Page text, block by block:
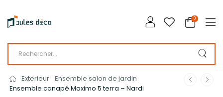
0
Exterieur Ensemble salon de jardin
Ensemble canapé Maximo 5 terra – Nardi